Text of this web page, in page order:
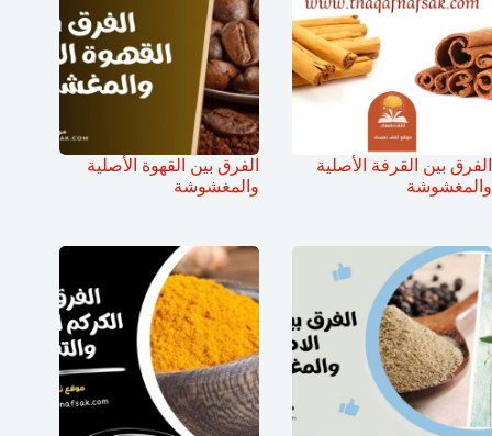
الفرق بين القرفة الأصلية
والمغشوشة
الفرق بين القهوة الأصلية
والمغشوشة